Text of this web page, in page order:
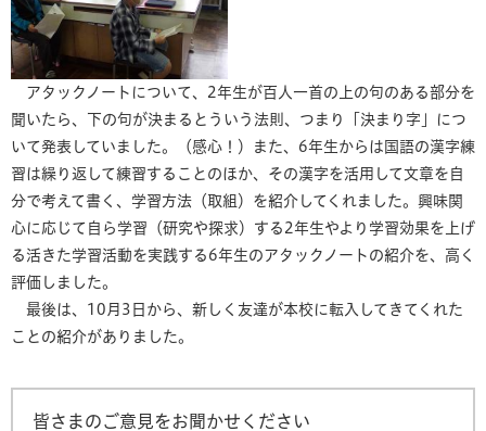
アタックノートについて、2年生が百人一首の上の句のある部分を
聞いたら、下の句が決まるとういう法則、つまり「決まり字」につ
いて発表していました。（感心！）また、6年生からは国語の漢字練
習は繰り返して練習することのほか、その漢字を活用して文章を自
分で考えて書く、学習方法（取組）を紹介してくれました。興味関
心に応じて自ら学習（研究や探求）する2年生やより学習効果を上げ
る活きた学習活動を実践する6年生のアタックノートの紹介を、高く
評価しました。
最後は、10月3日から、新しく友達が本校に転入してきてくれた
ことの紹介がありました。
皆さまのご意見をお聞かせください